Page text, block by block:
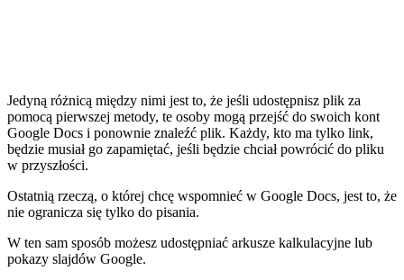
Jedyną różnicą między nimi jest to, że jeśli udostępnisz plik za
pomocą pierwszej metody, te osoby mogą przejść do swoich kont
Google Docs i ponownie znaleźć plik. Każdy, kto ma tylko link,
będzie musiał go zapamiętać, jeśli będzie chciał powrócić do pliku
w przyszłości.
Ostatnią rzeczą, o której chcę wspomnieć w Google Docs, jest to, że
nie ogranicza się tylko do pisania.
W ten sam sposób możesz udostępniać arkusze kalkulacyjne lub
pokazy slajdów Google.